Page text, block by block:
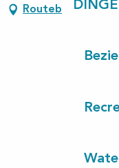
Routebeschrijving